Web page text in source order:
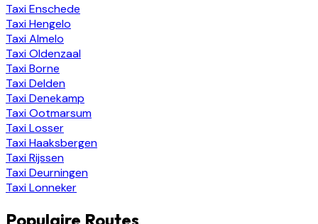
TaxiEnschede
TaxiHengelo
TaxiAlmelo
TaxiOldenzaal
TaxiBorne
TaxiDelden
TaxiDenekamp
TaxiOotmarsum
TaxiLosser
TaxiHaaksbergen
TaxiRijssen
TaxiDeurningen
TaxiLonneker
Populaire Routes